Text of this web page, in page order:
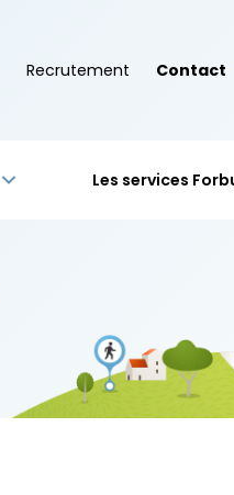
Recrutement Contact
Les services